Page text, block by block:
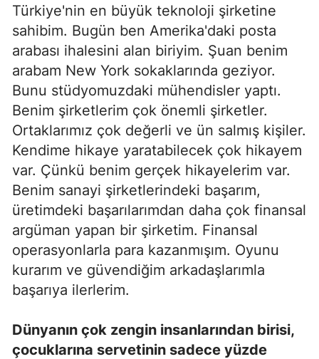
Türkiye'nin en büyük teknoloji şirketine
sahibim. Bugün ben Amerika'daki posta
arabası ihalesini alan biriyim. Şuan benim
arabam New York sokaklarında geziyor.
Bunu stüdyomuzdaki mühendisler yaptı.
Benim şirketlerim çok önemli şirketler.
Ortaklarımız çok değerli ve ün salmış kişiler.
Kendime hikaye yaratabilecek çok hikayem
var. Çünkü benim gerçek hikayelerim var.
Benim sanayi şirketlerindeki başarım,
üretimdeki başarılarımdan daha çok finansal
argüman yapan bir şirketim. Finansal
operasyonlarla para kazanmışım. Oyunu
kurarım ve güvendiğim arkadaşlarımla
başarıya ilerlerim.
Dünyanın çok zengin insanlarından birisi,
çocuklarına servetinin sadece yüzde